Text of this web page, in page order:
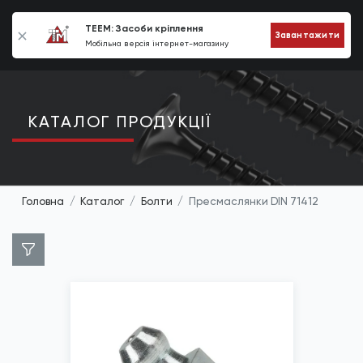
TEEM: Засоби кріплення
Мобільна версія інтернет-магазину
Завантажити
0
КАТАЛОГ ПРОДУКЦIЇ
Головна Каталог Болти Пресмаслянки DIN 71412